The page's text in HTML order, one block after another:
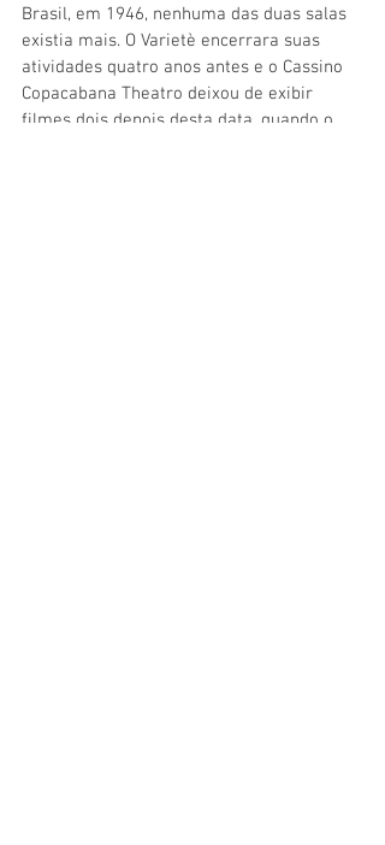
Brasil, em 1946, nenhuma das duas salas
existia mais. O Varietè encerrara suas
atividades quatro anos antes e o Cassino
Copacabana Theatro deixou de exibir
filmes dois depois desta data, quando o